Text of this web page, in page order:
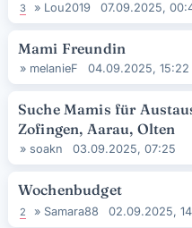
3 » Lou2019 07.09.2025,
Mami Freundin
» melanieF 04.09.2025, 15:22
Suche Mamis für
Zofingen, Aarau, Olten
» soakn 03.09.2025, 07:25
Wochenbudget
2 » Samara88 02.09.2025,